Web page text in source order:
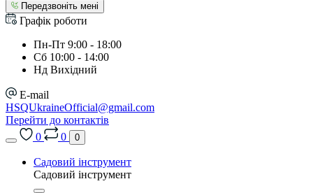
Передзвоніть мені
Графік роботи
Пн-Пт 9:00 - 18:00
Сб 10:00 - 14:00
Нд Вихідний
E-mail
HSQUkraineOfficial@gmail.com
Перейти до контактів
0
0 0
Садовий інструмент
Садовий інструмент